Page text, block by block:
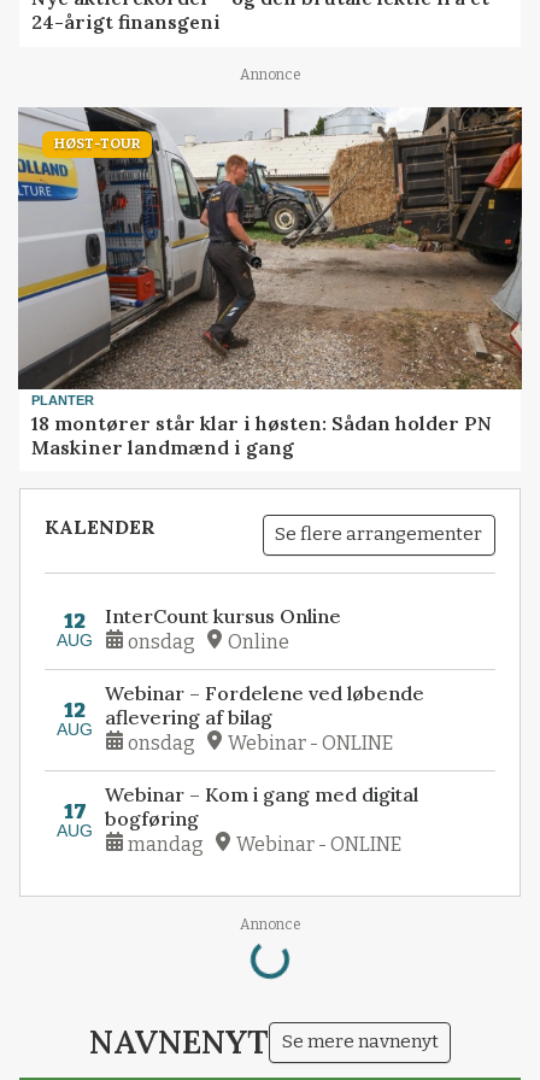
24-årigt finansgeni
Annonce
HØST-TOUR
PLANTER
18 montører står klar i høsten: Sådan holder PN
Maskiner landmænd i gang
KALENDER Se flere arrangementer
12
AUG
InterCount kursus Online
onsdag Online
12
AUG
Webinar – Fordelene ved løbende
aflevering af bilag
onsdag Webinar - ONLINE
17
AUG
Webinar – Kom i gang med digital
bogføring
mandag Webinar - ONLINE
Annonce
Loading...
NAVNENYT Se mere navnenyt